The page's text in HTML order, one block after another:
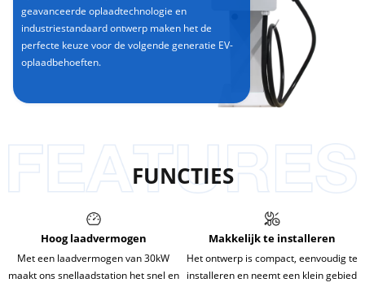
geavanceerde oplaadtechnologie en
industriestandaard ontwerp maken het de
perfecte keuze voor de volgende generatie EV-
oplaadbehoeften.
FUNCTIES
Hoog laadvermogen
Met een laadvermogen van 30kW
maakt ons snellaadstation het snel en
Makkelijk te installeren
Het ontwerp is compact, eenvoudig te
installeren en neemt een klein gebied